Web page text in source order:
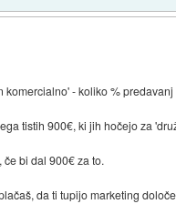
komercialno' - koliko %
tistih 900€, ki jih hočejo za
če bi dal 900€ za to.
da ti tupijo marketing